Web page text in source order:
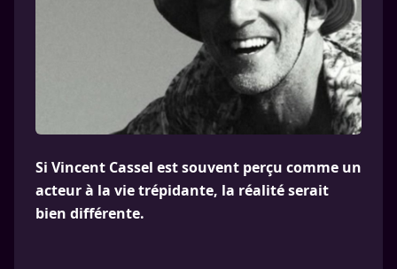
Si Vincent Cassel est souvent perçu comme un
acteur à la vie trépidante, la réalité serait
bien différente.